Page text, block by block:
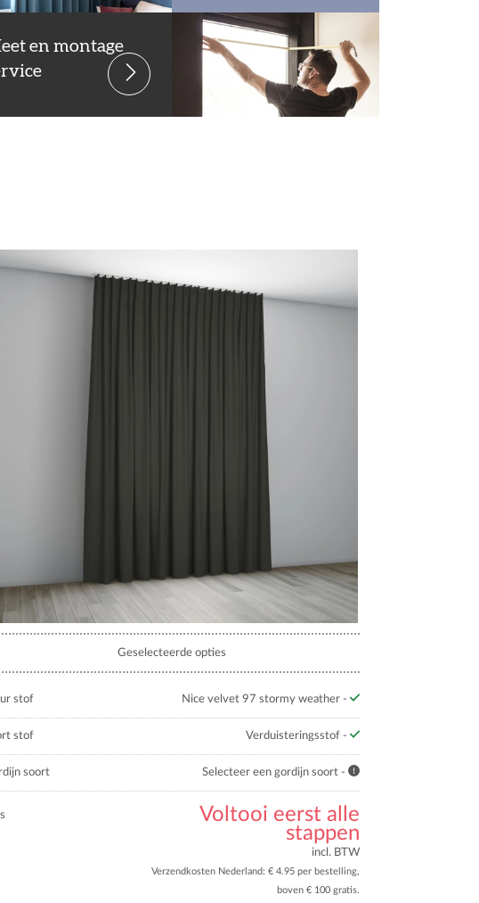
en montage
Geselecteerde opties
stof Nice velvet 97 stormy weather -
stof Verduisteringsstof -
soort Selecteer een gordijn soort -
Voltooi eerst alle
stappen
incl. BTW
Verzendkosten Nederland: € 4.95 per bestelling,
boven € 100 gratis.